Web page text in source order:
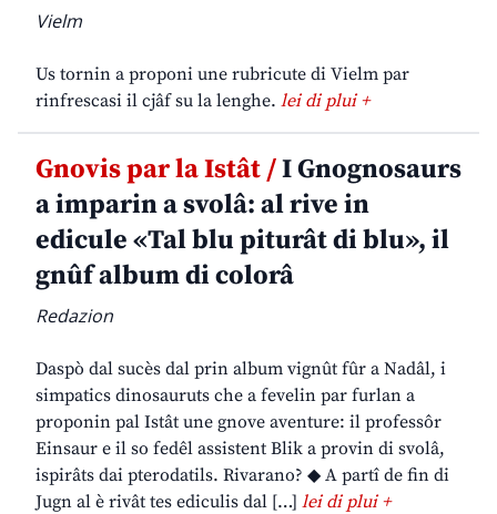
Vielm
Us tornin a proponi une rubricute di Vielm par
rinfrescasi il cjâf su la lenghe. lei di plui +
Gnovis par la Istât /I Gnognosaurs
a imparin a svolâ: al rive in
edicule «Tal blu piturât di blu», il
gnûf album di colorâ
Redazion
Daspò dal sucès dal prin album vignût fûr a Nadâl, i
simpatics dinosauruts che a fevelin par furlan a
proponin pal Istât une gnove aventure: il professôr
Einsaur e il so fedêl assistent Blik a provin di svolâ,
ispirâts dai pterodatils. Rivarano? ◆ A partî de fin di
Jugn al è rivât tes ediculis dal […] lei di plui +